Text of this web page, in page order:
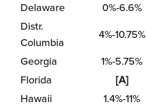
Delaware
0%-6.6%
Distr.
Columbia
4%-10.75%
Georgia
1%-5.75%
Florida
[A]
Hawaii
1.4%-11%